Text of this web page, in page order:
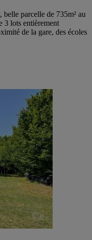
parcelle de 735m² au
3 lots entièrement
de la gare, des écoles